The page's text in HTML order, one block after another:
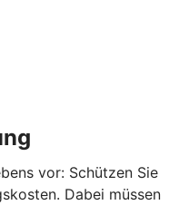
vor: Schützen Sie
Dabei müssen